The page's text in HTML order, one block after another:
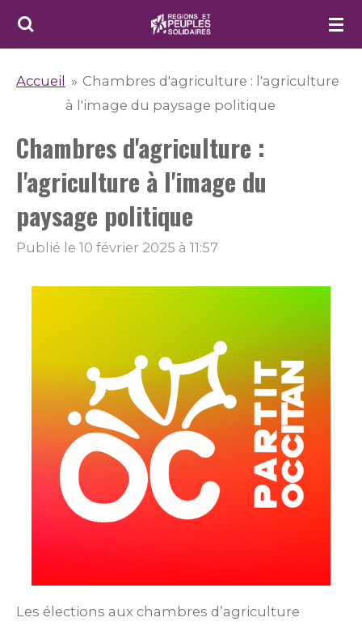
Passer
principal
Accueil » Chambres d'agriculture : l'agriculture
à l'image du paysage politique
Chambres d'agriculture :
l'agriculture à l'image du
paysage politique
Publié le 10 février 2025 à 11:57
Les élections aux chambres d’agriculture